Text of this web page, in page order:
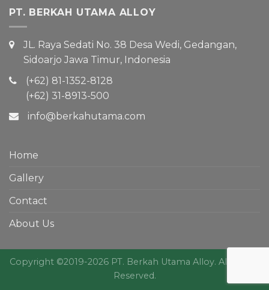
PT. BERKAH UTAMA ALLOY
JL. Raya Sedati No. 38 Desa Wedi, Gedangan,
Sidoarjo Jawa Timur, Indonesia
(+62) 81-1352-8128
(+62) 31-8913-500
info@berkahutama.com
Home
Gallery
Contact
About Us
Copyright ©2019-2026 PT. Berkah Utama Alloy. All Rights
Reserved.